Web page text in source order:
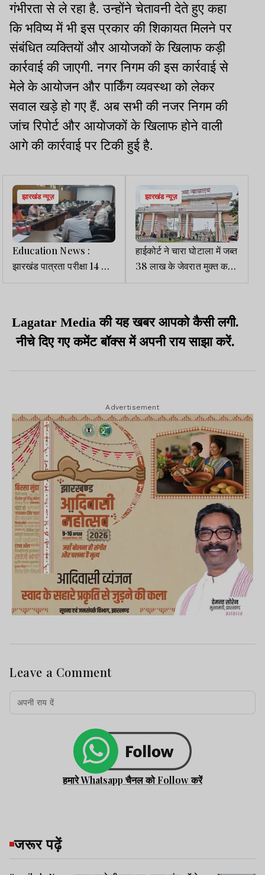
गंभीरता से ले रहा है. उन्होंने चेतावनी देते हुए कहा
कि भविष्य में भी इस प्रकार की शिकायत मिलने पर
संबंधित व्यक्तियों और आयोजकों के खिलाफ कड़ी
कार्रवाई की जाएगी. नगर निगम की इस कार्रवाई से
मेले के आयोजन और पार्किंग व्यवस्था को लेकर
सवाल खड़े हो गए हैं. अब सभी की नजर निगम की
जांच रिपोर्ट और आयोजकों के खिलाफ होने वाली
आगे की कार्रवाई पर टिकी हुई है.
झारखंड न्यूज़
Education News :
झारखंड पात्रता परीक्षा 14 को,
रांची में 5 उप-केंद्रों पर होगी
झारखंड न्यूज़
हाईकोर्ट ने चारा घोटाला में जब्त
38 लाख के जेवरात मुक्त करने
के आदेश पर लगायी रोक
Lagatar Media की यह खबर आपको कैसी लगी.
नीचे दिए गए कमेंट बॉक्स में अपनी राय साझा करें.
Advertisement
Leave a Comment
हमारे Whatsapp चैनल को Follow करें
जरूर पढ़ें